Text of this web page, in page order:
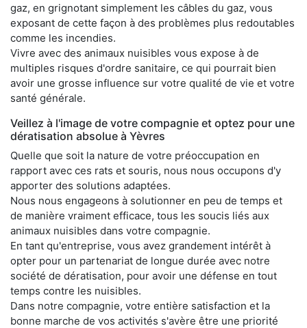
gaz, en grignotant simplement les câbles du gaz, vous
exposant de cette façon à des problèmes plus redoutables
comme les incendies.
Vivre avec des animaux nuisibles vous expose à de
multiples risques d'ordre sanitaire, ce qui pourrait bien
avoir une grosse influence sur votre qualité de vie et votre
santé générale.
Veillez à l'image de votre compagnie et optez pour une
dératisation absolue à Yèvres
Quelle que soit la nature de votre préoccupation en
rapport avec ces rats et souris, nous nous occupons d'y
apporter des solutions adaptées.
Nous nous engageons à solutionner en peu de temps et
de manière vraiment efficace, tous les soucis liés aux
animaux nuisibles dans votre compagnie.
En tant qu'entreprise, vous avez grandement intérêt à
opter pour un partenariat de longue durée avec notre
société de dératisation, pour avoir une défense en tout
temps contre les nuisibles.
Dans notre compagnie, votre entière satisfaction et la
bonne marche de vos activités s'avère être une priorité